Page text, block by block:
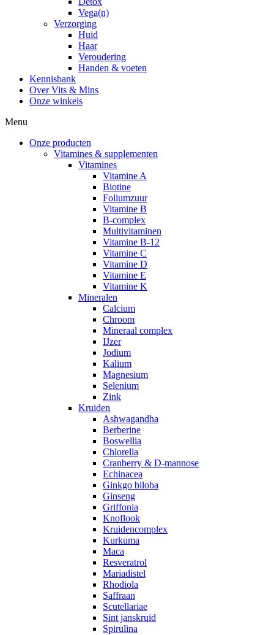
Vega(n)
Verzorging
Huid
Haar
Veroudering
Handen & voeten
Kennisbank
Over Vits & Mins
Onze winkels
Menu
Onze producten
Vitamines & supplementen
Vitamines
Vitamine A
Biotine
Foliumzuur
Vitamine B
B-complex
Multivitaminen
Vitamine B-12
Vitamine C
Vitamine D
Vitamine E
Vitamine K
Mineralen
Calcium
Chroom
Mineraal complex
IJzer
Jodium
Kalium
Magnesium
Selenium
Zink
Kruiden
Ashwagandha
Berberine
Boswellia
Chlorella
Cranberry & D-mannose
Echinacea
Ginkgo biloba
Ginseng
Griffonia
Knoflook
Kruidencomplex
Kurkuma
Maca
Resveratrol
Mariadistel
Rhodiola
Saffraan
Scutellariae
Sint janskruid
Spirulina